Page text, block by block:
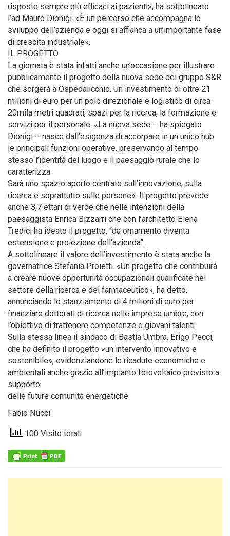
risposte sempre più efficaci ai pazienti», ha sottolineato
l’ad Mauro Dionigi. «È un percorso che accompagna lo
sviluppo dell’azienda e oggi si affianca a un’importante fase
di crescita industriale».
IL PROGETTO
La giornata è stata infatti anche un’occasione per illustrare
pubblicamente il progetto della nuova sede del gruppo S&R
che sorgerà a Ospedalicchio. Un investimento di oltre 21
milioni di euro per un polo direzionale e logistico di circa
20mila metri quadrati, spazi per la ricerca, la formazione e
servizi per il personale. «La nuova sede – ha spiegato
Dionigi – nasce dall’esigenza di accorpare in un unico hub
le principali funzioni operative, preservando al tempo
stesso l’identità del luogo e il paesaggio rurale che lo
caratterizza.
Sarà uno spazio aperto centrato sull’innovazione, sulla
ricerca e soprattutto sulle persone». Il progetto prevede
anche 3,7 ettari di verde che nelle intenzioni della
paesaggista Enrica Bizzarri che con l’architetto Elena
Tredici ha ideato il progetto, “da ornamento diventa
estensione e proiezione dell’azienda”.
A sottolineare il valore dell’investimento è stata anche la
governatrice Stefania Proietti. «Un progetto che contribuirà
a creare nuove opportunità occupazionali qualificate nel
settore della ricerca e del farmaceutico», ha detto,
annunciando lo stanziamento di 4 milioni di euro per
finanziare dottorati di ricerca nelle imprese umbre, con
l’obiettivo di trattenere competenze e giovani talenti.
Sulla stessa linea il sindaco di Bastia Umbra, Erigo Pecci,
che ha definito il progetto «un intervento innovativo e
sostenibile», evidenziandone le ricadute economiche e
ambientali anche grazie all’impianto fotovoltaico previsto a
supporto
delle future comunità energetiche.
Fabio Nucci
100 Visite totali